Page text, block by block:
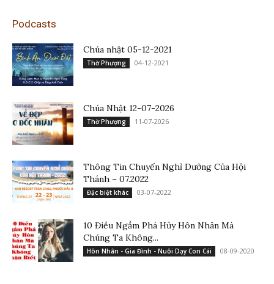
Podcasts
Chúa nhật 05-12-2021
Thờ Phượng 04-12-2021
Chúa Nhật 12-07-2026
Thờ Phượng 11-07-2026
Thông Tin Chuyến Nghỉ Dưỡng Của Hội
Thánh – 07.2022
Đặc biệt khác 03-07-2022
10 Điều Ngầm Phá Hủy Hôn Nhân Mà
Chúng Ta Không...
Hôn Nhân - Gia Đình - Nuôi Dạy Con Cái 08-09-2020